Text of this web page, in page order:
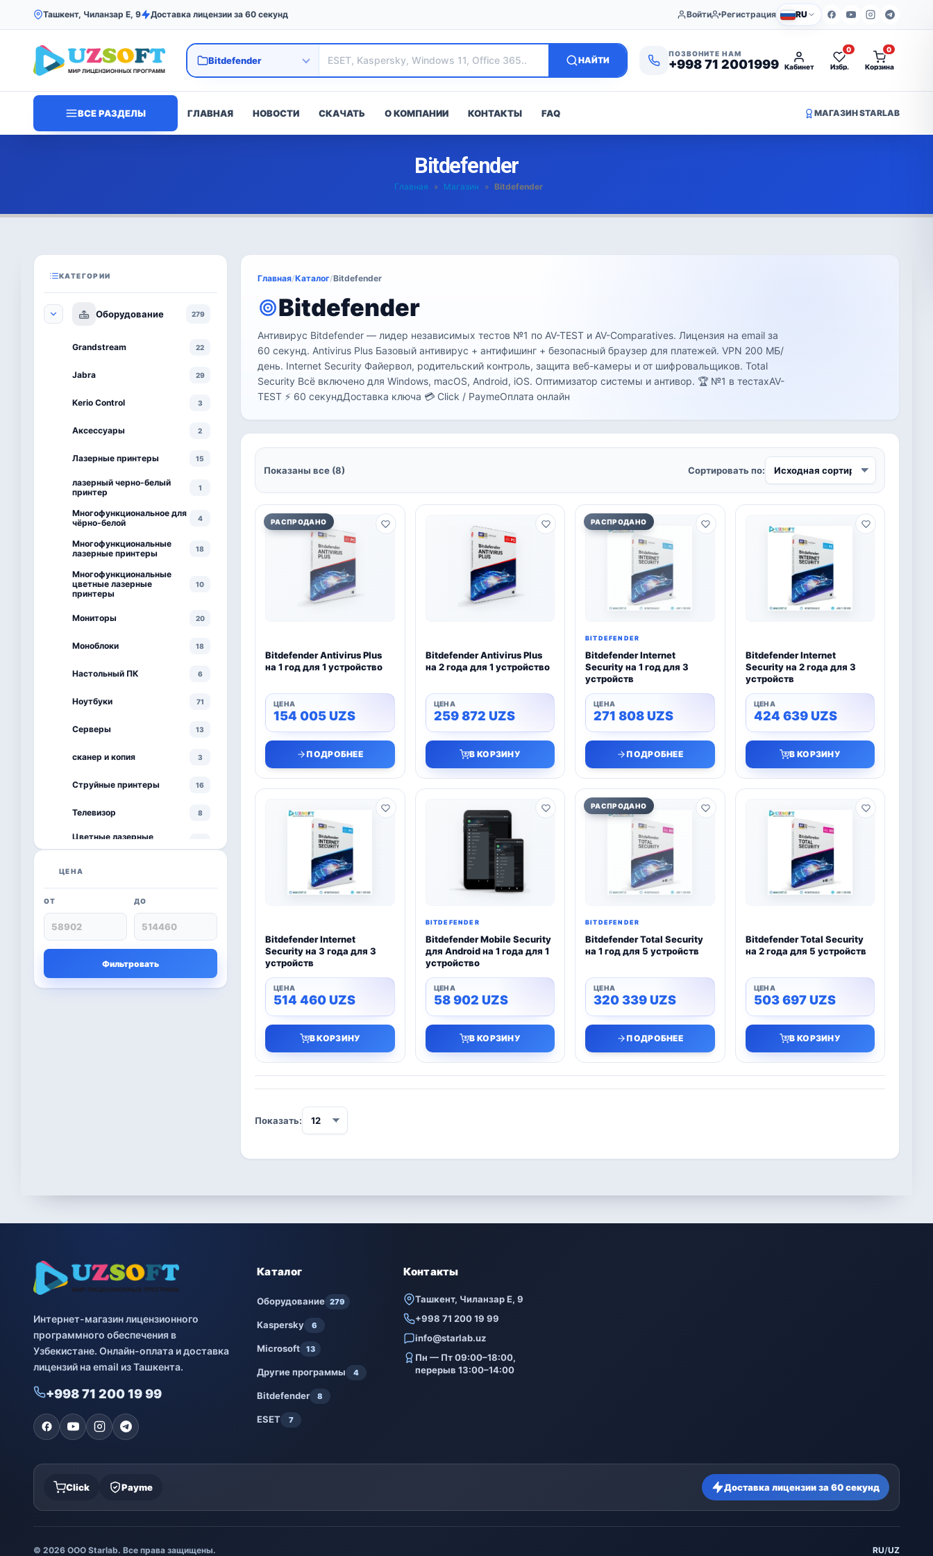
Ташкент, Чиланзар Е, 9 Доставка лицензии за 60 секунд Войти Регистрация RU
НАЙТИ
ПОЗВОНИТЕ НАМ
+998 71 2001999 Кабинет Избр.
0
Корзина
0
ВСЕ РАЗДЕЛЫ ГЛАВНАЯ НОВОСТИ СКАЧАТЬ О КОМПАНИИ КОНТАКТЫ FAQ МАГАЗИН STARLAB
Bitdefender
Главная » Магазин » Bitdefender
КАТЕГОРИИ
Оборудование 279
Grandstream 22
Jabra 29
Kerio Control 3
Аксессуары 2
Лазерные принтеры 15
лазерный черно-белый
принтер
1
Многофункциональное для
чёрно-белой
4
Многофункциональные
лазерные принтеры
18
Многофункциональные
цветные лазерные
принтеры
10
Мониторы 20
Моноблоки 18
Настольный ПК 6
Ноутбуки 71
Серверы 13
сканер и копия 3
Струйные принтеры 16
Телевизор 8
Цветные лазерные
принтеры
черно-белый принтер
Kaspersky
Microsoft
Другие программы
ЦЕНА
ОТ ДО
Фильтровать
Главная/Каталог/Bitdefender
Bitdefender
Антивирус Bitdefender — лидер независимых тестов №1 по AV-TEST и AV-Comparatives. Лицензия на email за
60 секунд. Antivirus Plus Базовый антивирус + антифишинг + безопасный браузер для платежей. VPN 200 МБ/
день. Internet Security Файервол, родительский контроль, защита веб-камеры и от шифровальщиков. Total
Security Всё включено для Windows, macOS, Android, iOS. Оптимизатор системы и антивор. 🏆 №1 в тестахAV-
TEST ⚡ 60 секундДоставка ключа 💳 Click / PaymeОплата онлайн
Показаны все (8) Сортировать по:
РАСПРОДАНО
Bitdefender Antivirus Plus
на 1 год для 1 устройство
154 005UZS
ПОДРОБНЕЕ
Bitdefender Antivirus Plus
на 2 года для 1 устройство
259 872 UZS
В КОРЗИНУ
РАСПРОДАНО
BITDEFENDER
Bitdefender Internet
Security на 1 год для 3
устройств
271 808UZS
ПОДРОБНЕЕ
Bitdefender Internet
Security на 2 года для 3
устройств
424 639UZS
В КОРЗИНУ
Bitdefender Internet
Security на 3 года для 3
устройств
514 460UZS
В КОРЗИНУ
BITDEFENDER
Bitdefender Mobile Security
для Android на 1 года для 1
устройство
58 902 UZS
В КОРЗИНУ
РАСПРОДАНО
BITDEFENDER
Bitdefender Total Security
на 1 год для 5 устройств
320 339UZS
ПОДРОБНЕЕ
Bitdefender Total Security
на 2 года для 5 устройств
503 697UZS
В КОРЗИНУ
Показать:
Интернет-магазин лицензионного
программного обеспечения в
Узбекистане. Онлайн-оплата и доставка
лицензий на email из Ташкента.
+998 71 200 19 99
Каталог
Оборудование 279
Kaspersky 6
Microsoft 13
Другие программы 4
Bitdefender 8
ESET 7
Контакты
Ташкент, Чиланзар Е, 9
+998 71 200 19 99
info@starlab.uz
Пн — Пт 09:00–18:00,
перерыв 13:00–14:00
Click Payme Доставка лицензии за 60 секунд
© 2026 ООО Starlab. Все права защищены. RU/UZ